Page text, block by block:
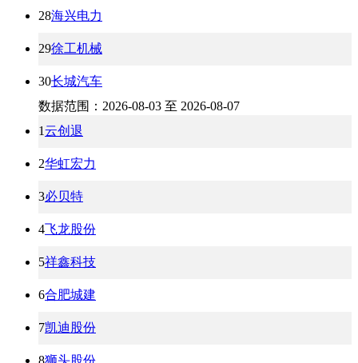
28海兴电力
29徐工机械
30长城汽车
数据范围：2026-08-03 至 2026-08-07
1云创退
2华虹宏力
3必贝特
4飞龙股份
5祥鑫科技
6合肥城建
7凯迪股份
8狮头股份